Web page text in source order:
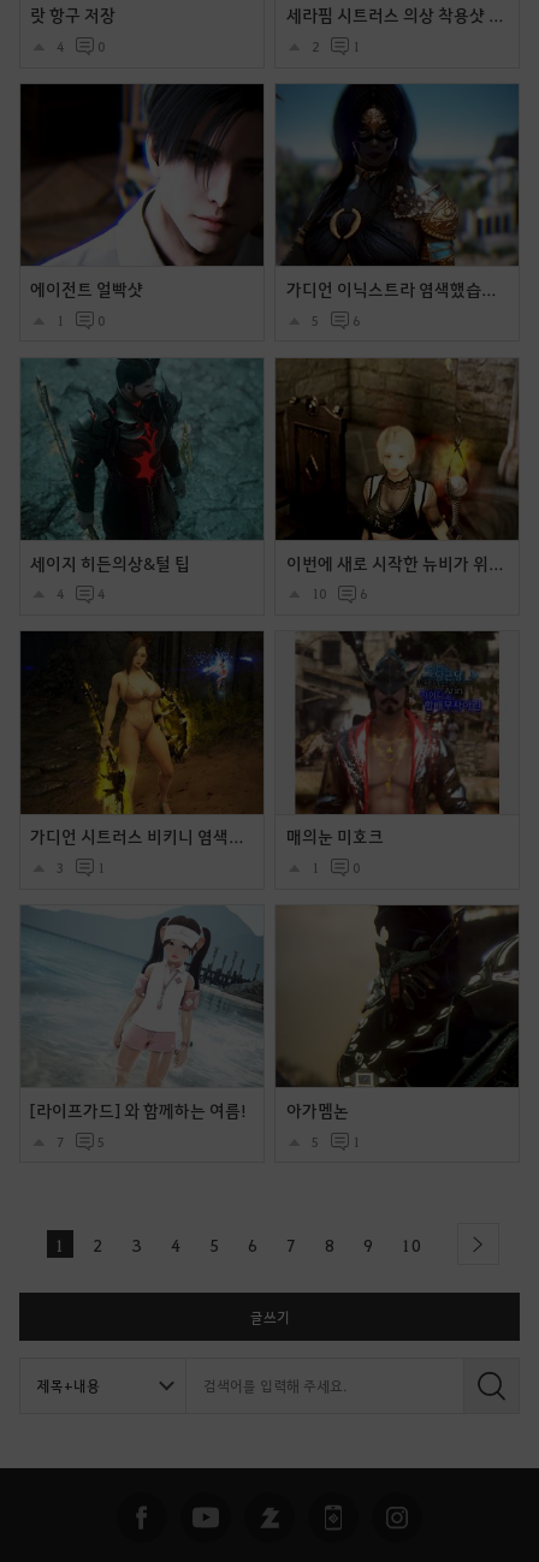
랏 항구 저장
4 0
세라핌 시트러스 의상 착용샷 및 움짤들입니다.
2 1
에이전트 얼빡샷
1 0
가디언 이닉스트라 염색했습니다.
5 6
세이지 히든의상&털 팁
4 4 10 6
가디언 시트러스 비키니 염색후 몇장입니다.
3 1
매의눈 미호크
1 0
[라이프가드] 와 함께하는 여름!
7 5
아가멤논
5 1
1 2 3 4 5 6 7 8 9 10 next
글쓰기
검